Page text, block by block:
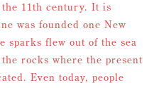
11th century. It is
was founded one New
sparks flew out of the sea
rocks where the present
Even today, people